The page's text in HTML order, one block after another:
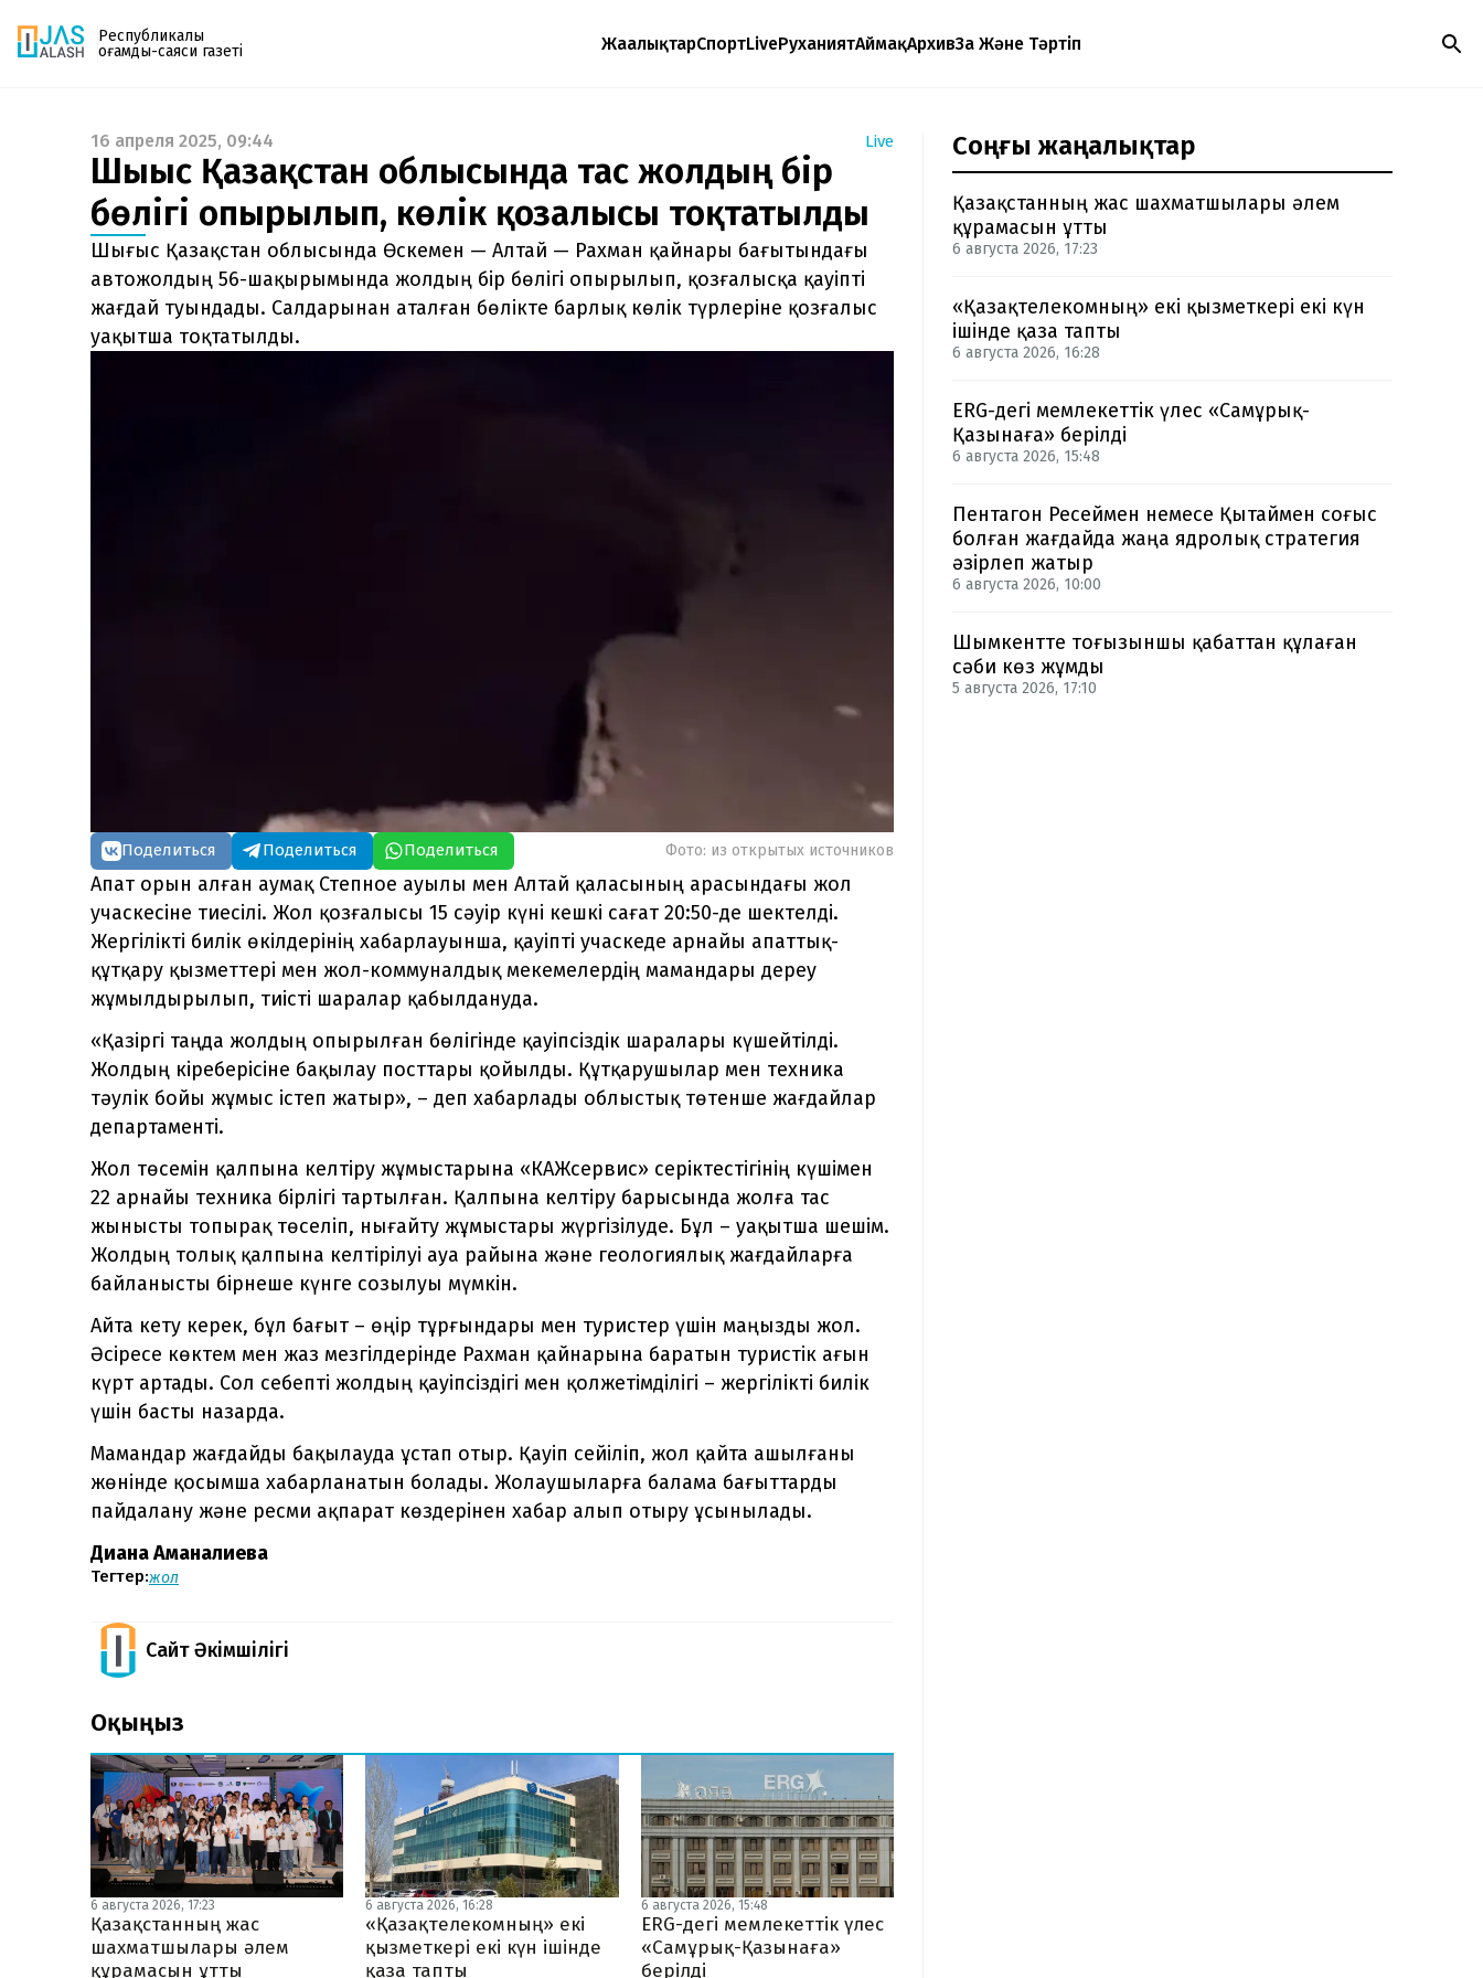
Республикалық
қоғамдық-саяси газеті
ЖаңалықтарСпортLiveРуханиятАймақАрхивЗаң Және Тәртіп
Газетке жазылу
PDF форматтағы газетті ай сайын электронды
поштаңызға алып отырыңыз. Жаңа нөмір
шыққан сәтте сізге бірден жіберіледі. Тек email
енгізіңіз, біз қалғанын өзіміз жібереміз.
16 апреля 2025, 09:44 Live
Шығыс Қазақстан облысында тас жолдың бір
бөлігі опырылып, көлік қозғалысы тоқтатылды
Шығыс Қазақстан облысында Өскемен — Алтай — Рахман қайнары бағытындағы
автожолдың 56-шақырымында жолдың бір бөлігі опырылып, қозғалысқа қауіпті
жағдай туындады. Салдарынан аталған бөлікте барлық көлік түрлеріне қозғалыс
уақытша тоқтатылды.
Поделиться Поделиться Поделиться Фото: из открытых источников
Апат орын алған аумақ Степное ауылы мен Алтай қаласының арасындағы жол
учаскесіне тиесілі. Жол қозғалысы 15 сәуір күні кешкі сағат 20:50-де шектелді.
Жергілікті билік өкілдерінің хабарлауынша, қауіпті учаскеде арнайы апаттық-
құтқару қызметтері мен жол-коммуналдық мекемелердің мамандары дереу
жұмылдырылып, тиісті шаралар қабылдануда.
«Қазіргі таңда жолдың опырылған бөлігінде қауіпсіздік шаралары күшейтілді.
Жолдың кіреберісіне бақылау посттары қойылды. Құтқарушылар мен техника
тәулік бойы жұмыс істеп жатыр», – деп хабарлады облыстық төтенше жағдайлар
департаменті.
Жол төсемін қалпына келтіру жұмыстарына «КАЖсервис» серіктестігінің күшімен
22 арнайы техника бірлігі тартылған. Қалпына келтіру барысында жолға тас
жынысты топырақ төселіп, нығайту жұмыстары жүргізілуде. Бұл – уақытша шешім.
Жолдың толық қалпына келтірілуі ауа райына және геологиялық жағдайларға
байланысты бірнеше күнге созылуы мүмкін.
Айта кету керек, бұл бағыт – өңір тұрғындары мен туристер үшін маңызды жол.
Әсіресе көктем мен жаз мезгілдерінде Рахман қайнарына баратын туристік ағын
күрт артады. Сол себепті жолдың қауіпсіздігі мен қолжетімділігі – жергілікті билік
үшін басты назарда.
Мамандар жағдайды бақылауда ұстап отыр. Қауіп сейіліп, жол қайта ашылғаны
жөнінде қосымша хабарланатын болады. Жолаушыларға балама бағыттарды
пайдалану және ресми ақпарат көздерінен хабар алып отыру ұсынылады.
Диана Аманғалиева
Тегтер:жол
Сайт Әкімшілігі
Оқыңыз
6 августа 2026, 17:23
Қазақстанның жас
шахматшылары әлем
құрамасын ұтты
6 августа 2026, 16:28
«Қазақтелекомның» екі
қызметкері екі күн ішінде
қаза тапты
6 августа 2026, 15:48
ERG-дегі мемлекеттік үлес
«Самұрық-Қазынаға»
берілді
Соңғы жаңалықтар
Қазақстанның жас шахматшылары әлем
құрамасын ұтты
6 августа 2026, 17:23
«Қазақтелекомның» екі қызметкері екі күн
ішінде қаза тапты
6 августа 2026, 16:28
ERG-дегі мемлекеттік үлес «Самұрық-
Қазынаға» берілді
6 августа 2026, 15:48
Пентагон Ресеймен немесе Қытаймен соғыс
болған жағдайда жаңа ядролық стратегия
әзірлеп жатыр
6 августа 2026, 10:00
Шымкентте тоғызыншы қабаттан құлаған
сәби көз жұмды
5 августа 2026, 17:10